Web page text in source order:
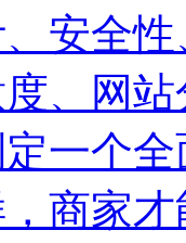
安全
、网
一个
商家